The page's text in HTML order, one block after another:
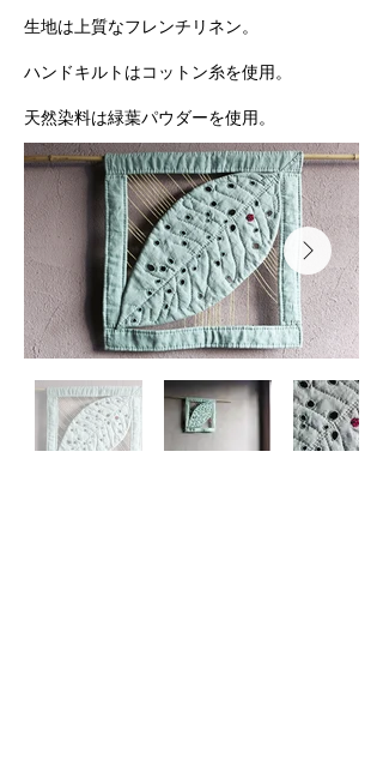
生地は上質なフレンチリネン。
ハンドキルトはコットン糸を使用。
天然染料は緑葉パウダーを使用。